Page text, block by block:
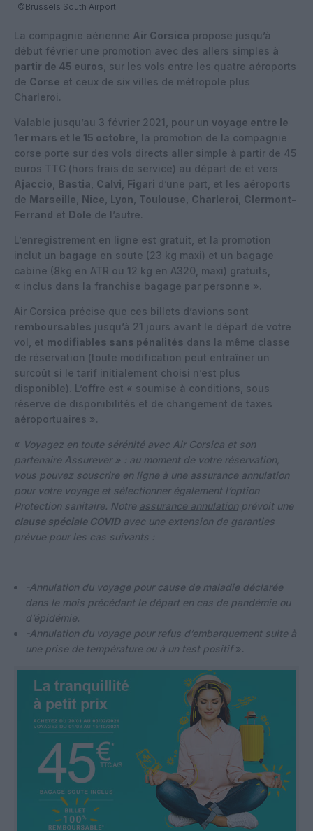
©Brussels South Airport
La compagnie aérienne Air Corsica propose jusqu’à
début février une promotion avec des allers simples à
partir de 45 euros , sur les vols entre les quatre aéroports
de Corse et ceux de six villes de métropole plus
Charleroi.
Valable jusqu’au 3 février 2021, pour un voyage entre le
1er mars et le 15 octobre , la promotion de la compagnie
corse porte sur des vols directs aller simple à partir de 45
euros TTC (hors frais de service) au départ de et vers
Ajaccio Bastia Calvi Figari d’une part, et les aéroports
de Marseille Nice Lyon Toulouse Charleroi Clermont-
Ferrand et Dole de l’autre.
L’enregistrement en ligne est gratuit, et la promotion
inclut un bagage en soute (23 kg maxi) et un bagage
cabine (8kg en ATR ou 12 kg en A320, maxi) gratuits,
« inclus dans la franchise bagage par personne ».
Air Corsica précise que ces billets d’avions sont
remboursables jusqu’à 21 jours avant le départ de votre
vol, et modifiables sans pénalités dans la même classe
de réservation (toute modification peut entraîner un
surcoût si le tarif initialement choisi n’est plus
disponible). L’offre est « soumise à conditions, sous
réserve de disponibilités et de changement de taxes
aéroportuaires ».
« Voyagez en toute sérénité avec Air Corsica et son
partenaire Assurever » : au moment de votre réservation,
vous pouvez souscrire en ligne à une assurance annulation
pour votre voyage et sélectionner également l’option
Protection sanitaire. Notre assurance annulation prévoit une
clause spéciale COVIDavec une extension de garanties
prévue pour les cas suivants :
-Annulation du voyage pour cause de maladie déclarée
dans le mois précédant le départ en cas de pandémie ou
d’épidémie.
-Annulation du voyage pour refus d’embarquement suite à
une prise de température ou à un test positif ».